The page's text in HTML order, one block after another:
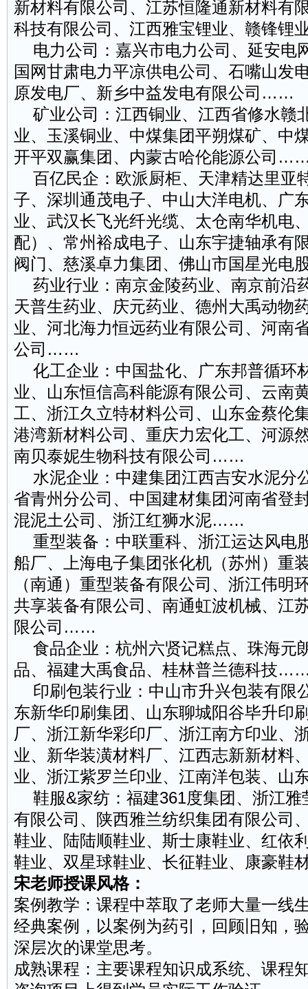
新材料有限公司、江苏恒隆通新材料有
科技有限公司、江西雅宝锂业、赣锋
电力公司：嘉兴市电力公司、延安电
国网甘肃电力平凉供电公司、石嘴山发
原发电厂、新乡中益发电有限公司……
矿业公司：江西铜业、江西省修水赣
业、玉溪铜业、中煤集团平朔煤矿、中
开平双赢集团、内蒙古哈伦能源公司
百亿民企：欧派厨柜、天津精达里亚
子、深圳通茂电子、中山大洋电机、广
业、武汉长飞光纤光缆、太仓南华机电
配）、常州裕成电子、山东宇捷轴承有
阀门、慈溪卓力集团、佛山市国星光
药业行业：南京金陵药业、南京前沿
天普生药业、庆元药业、德州大禹动物
业、河北海力恒远药业有限公司、河南
公司……
化工企业：中国盐化、广东邦普循环
业、山东恒信高科能源有限公司、云南
工、浙江久立特材料公司、山东金蔡伦
港湾新材料公司、重庆力宏化工、河源
南贝泰妮生物科技有限公司……
水泥企业：中建集团江西吉安水泥分
省青州分公司、中国建材集团河南省登
混泥土公司、浙江红狮水泥……
重型装备：中联重科、浙江运达风电
船厂、上海电子集团张化机（苏州）重
（南通）重型装备有限公司、浙江伟明
共享装备有限公司、南通虹波机械、江
限公司……
食品企业：杭州六贤记糕点、珠海元
品、福建大禹食品、桂林普兰德科技
印刷包装行业：中山市升兴包装有限
东新华印刷集团、山东聊城阳谷毕升印
厂、浙江新华彩印厂、浙江南方印业、
业、新华装潢材料厂、江西志新新材料
业、浙江紫罗兰印业、江南洋包装、
鞋服&家纺：福建361度集团、浙江雅
有限公司、陕西雅兰纺织集团有限公司
鞋业、陆陆顺鞋业、斯士康鞋业、红依
鞋业、双星球鞋业、长征鞋业、康豪
宋老师授课风格：
案例教学：课程中萃取了老师大量一线
经典案例，以案例为药引，回顾旧知，
深层次的课堂思考。
成熟课程：主要课程知识成系统、课程